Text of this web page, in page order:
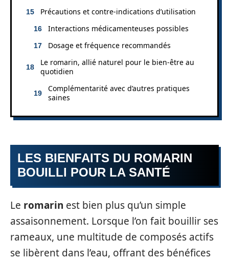
Précautions et contre-indications d’utilisation
Interactions médicamenteuses possibles
Dosage et fréquence recommandés
Le romarin, allié naturel pour le bien-être au
quotidien
Complémentarité avec d’autres pratiques
saines
LES BIENFAITS DU ROMARIN
BOUILLI POUR LA SANTÉ
Le romarin est bien plus qu’un simple
assaisonnement. Lorsque l’on fait bouillir ses
rameaux, une multitude de composés actifs
se libèrent dans l’eau, offrant des bénéfices